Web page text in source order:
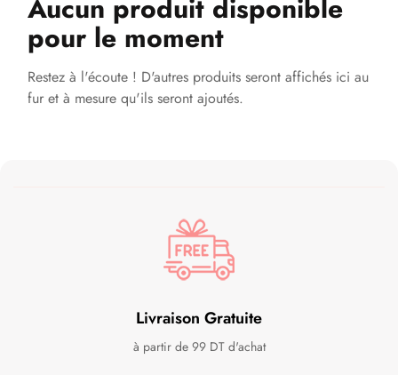
Aucun produit disponible
pour le moment
Restez à l'écoute ! D'autres produits seront affichés ici au
fur et à mesure qu'ils seront ajoutés.
Livraison Gratuite
à partir de 99 DT d'achat